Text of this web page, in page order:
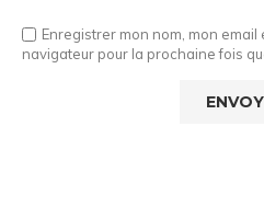
Enregistrer mon nom, mon
navigateur pour la prochaine fois